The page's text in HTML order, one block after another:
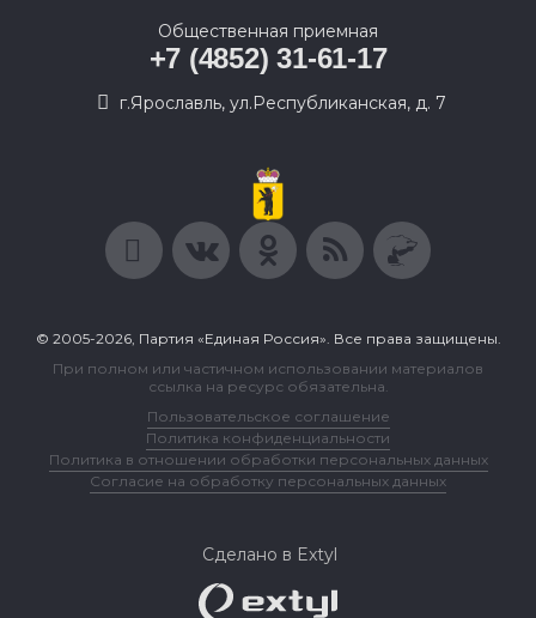
Общественная приемная
+7 (4852) 31-61-17
г.Ярославль, ул.Республиканская, д. 7
© 2005-2026, Партия «Единая Россия». Все права защищены.
При полном или частичном использовании материалов
ссылка на ресурс обязательна.
Пользовательское соглашение
Политика конфиденциальности
Политика в отношении обработки персональных данных
Согласие на обработку персональных данных
Сделано в Extyl